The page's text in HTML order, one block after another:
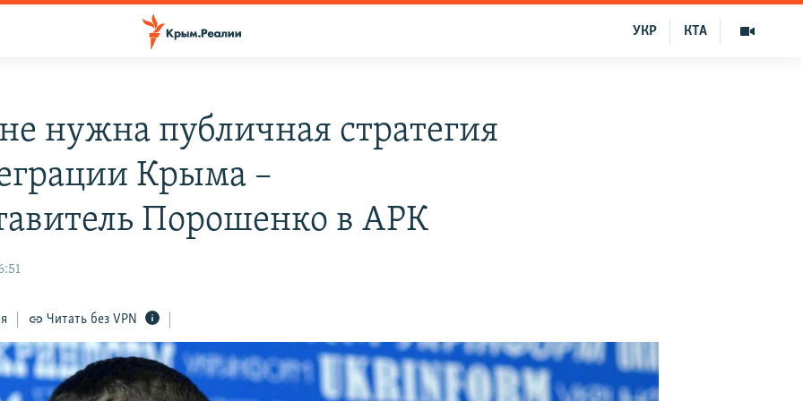
КТА
УКР
нужна публичная стратегия
Крыма –
Порошенко в АРК
Читать без VPN